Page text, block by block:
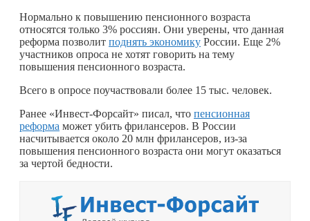
Нормально к повышению пенсионного возраста
относятся только 3% россиян. Они уверены, что данная
реформа позволит поднять экономику России. Еще 2%
участников опроса не хотят говорить на тему
повышения пенсионного возраста.
Всего в опросе поучаствовали более 15 тыс. человек.
Ранее «Инвест-Форсайт» писал, что пенсионная
реформа может убить фрилансеров. В России
насчитывается около 20 млн фрилансеров, из-за
повышения пенсионного возраста они могут оказаться
за чертой бедности.